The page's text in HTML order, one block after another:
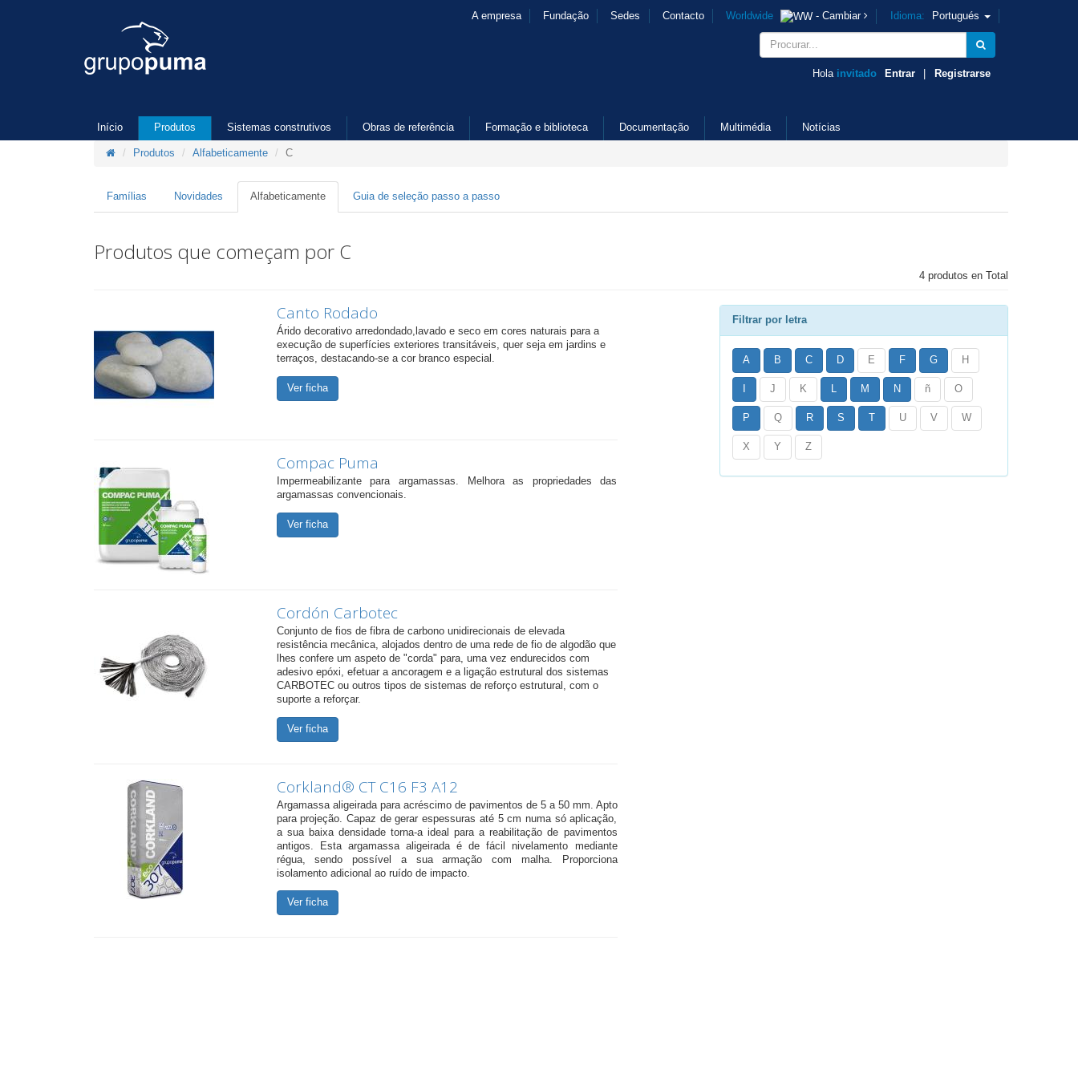
A empresa Fundação Sedes Contacto Worldwide - Cambiar Idioma: Portugués
Hola invitado Entrar Registrarse
Início Produtos Sistemas construtivos Obras de referência Formação e biblioteca Documentação Multimédia Notícias
Produtos Alfabeticamente C
Famílias Novidades Alfabeticamente Guia de seleção passo a passo
Produtos que começam por C
4 produtos en Total
Canto Rodado
Árido decorativo arredondado,lavado e seco em cores naturais para a
execução de superfícies exteriores transitáveis, quer seja em jardins e
terraços, destacando-se a cor branco especial.
Ver ficha
Compac Puma
Impermeabilizante para argamassas. Melhora as propriedades das
argamassas convencionais.
Ver ficha
Cordón Carbotec
Conjunto de fios de fibra de carbono unidirecionais de elevada
resistência mecânica, alojados dentro de uma rede de fio de algodão que
lhes confere um aspeto de "corda" para, uma vez endurecidos com
adesivo epóxi, efetuar a ancoragem e a ligação estrutural dos sistemas
CARBOTEC ou outros tipos de sistemas de reforço estrutural, com o
suporte a reforçar.
Ver ficha
Corkland® CT C16 F3 A12
Argamassa aligeirada para acréscimo de pavimentos de 5 a 50 mm. Apto
para projeção. Capaz de gerar espessuras até 5 cm numa só aplicação,
a sua baixa densidade torna-a ideal para a reabilitação de pavimentos
antigos. Esta argamassa aligeirada é de fácil nivelamento mediante
régua, sendo possível a sua armação com malha. Proporciona
isolamento adicional ao ruído de impacto.
Ver ficha
Filtrar por letra
A B C D E F G H
J K L M N ñ O
P Q R S U V W
X Y Z